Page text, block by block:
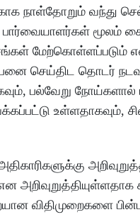
நாள்தோறும் வந்து
மூலம்
மேற்கொள்ளப்படும்
செய்திட தொடர்
பல்வேறு
உள்ளதாகவும்,
விதிமுறைகளை